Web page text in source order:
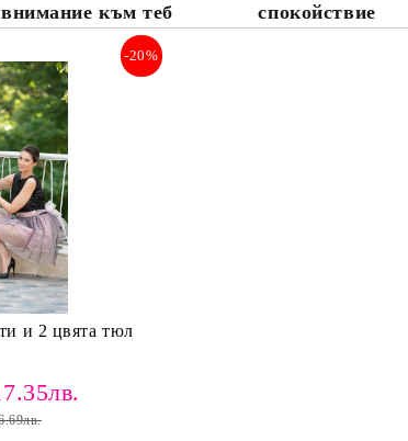
внимание към теб
спокойствие
и 2 цвята тюл
-20%